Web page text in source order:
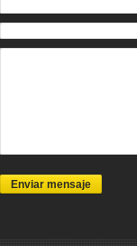
Enviar mensaje